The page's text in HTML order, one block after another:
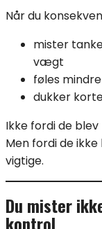
Når du
mister
vægt
føles
dukker
Ikke fordi de
Men fordi de
vigtige.
Du mister
kontrol